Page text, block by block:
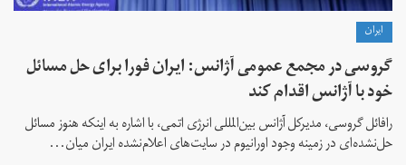
ايران
گروسی در مجمع عمومی آژانس: ایران فورا برای حل مسائل
خود با آژانس اقدام کند
رافائل گروسی، مدیرکل آژانس بین‌المللی انرژی اتمی، با اشاره به اینکه هنوز مسائل
حل‌نشده‌ای در زمینه وجود اورانیوم در سایت‌های اعلام‌نشده ایران میان...